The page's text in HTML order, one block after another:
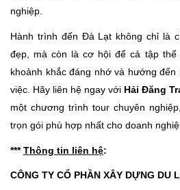
nghiệp.
Hành trình đến Đà Lạt không chỉ là
đẹp, mà còn là cơ hội để cả tập thể
khoảnh khắc đáng nhớ và hướng đến
việc. Hãy liên hệ ngay với Hải Đăng
một chương trình tour chuyên
trọn gói phù hợp nhất cho doanh
***Thông tin liên hệ:
CÔNG TY CỔ PHẦN XÂY DỰNG DU